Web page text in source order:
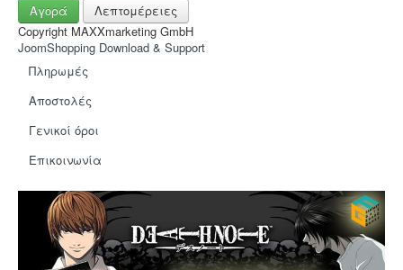
Αγορά
Λεπτομέρειες
Copyright MAXXmarketing GmbH
JoomShopping Download & Support
Πληρωμές
Αποστολές
Γενικοί όροι
Eπικοινωνία